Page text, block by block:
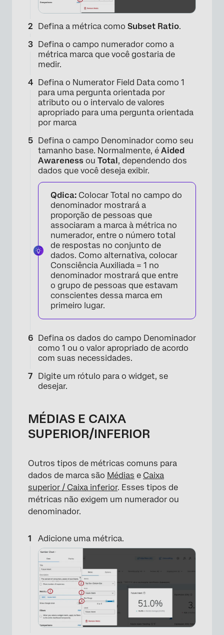
×
Defina a métrica como Subset Ratio.
Defina o campo numerador como a
métrica marca que você gostaria de
medir.
Defina o Numerator Field Data como 1
para uma pergunta orientada por
atributo ou o intervalo de valores
apropriado para uma pergunta orientada
por marca
Defina o campo Denominador como seu
tamanho base. Normalmente, é Aided
Awareness ou Total, dependendo dos
dados que você deseja exibir.
Qdica: Colocar Total no campo do
denominador mostrará a
proporção de pessoas que
associaram a marca à métrica no
numerador, entre o número total
de respostas no conjunto de
dados. Como alternativa, colocar
Consciência Auxiliada = 1 no
denominador mostrará que entre
o grupo de pessoas que estavam
conscientes dessa marca em
primeiro lugar.
Defina os dados do campo Denominador
como 1 ou o valor apropriado de acordo
com suas necessidades.
Digite um rótulo para o widget, se
desejar.
MÉDIAS E CAIXA
SUPERIOR/INFERIOR
Outros tipos de métricas comuns para
dados de marca são Médias e Caixa
superior / Caixa inferior. Esses tipos de
métricas não exigem um numerador ou
denominador.
Adicione uma métrica.